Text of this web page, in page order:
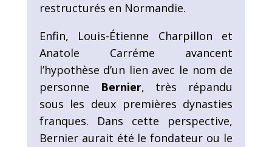
restructurés en Normandie.
Enfin, Louis-Étienne Charpillon et
Anatole Carréme avancent
l’hypothèse d’un lien avec le nom de
personne
Bernier, très répandu
sous les deux premières dynasties
franques. Dans cette perspective,
Bernier aurait été le fondateur ou le